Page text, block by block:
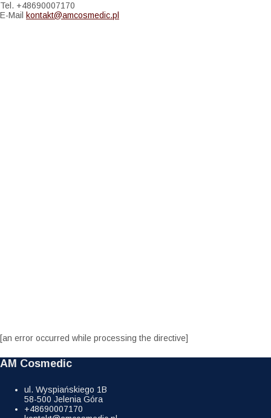
Tel. +48690007170
E-Mail
kontakt@amcosmedic.pl
[an error occurred while processing the directive]
AM Cosmedic
ul. Wyspiańskiego 1B
58-500 Jelenia Góra
+48690007170